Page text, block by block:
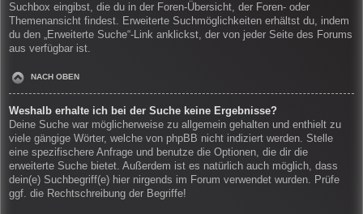
Suchbox eingibst, die du in der Foren-Übersicht, der Foren- oder
Themenansicht findest. Erweiterte Suchmöglichkeiten erhältst du, indem
du den „Erweiterte Suche“-Link anklickst, der von jeder Seite des Forums
aus verfügbar ist.
NACH OBEN
Weshalb erhalte ich bei der Suche keine Ergebnisse?
Deine Suche war möglicherweise zu allgemein gehalten und enthielt zu
viele gängige Wörter, welche von phpBB nicht indiziert werden. Stelle
eine spezifischere Anfrage und benutze die Optionen, die dir die
erweiterte Suche bietet. Außerdem ist es natürlich auch möglich, dass
dein(e) Suchbegriff(e) hier nirgends im Forum verwendet wurden. Prüfe
ggf. die Rechtschreibung der Begriffe!